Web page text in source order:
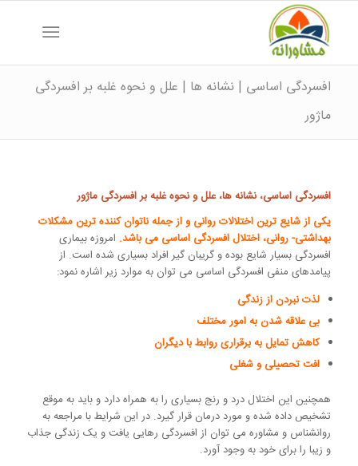
افسردگی اساسی | نشانه ها | علل و نحوه غلبه بر افسردگی
ماژور
افسردگی اساسی، نشانه ها، علل و نحوه غلبه بر افسردگی ماژور
یکی از شایع ترین اختلالات روانی و از جمله ناتوان کننده ترین مشکلات
بهداشتی- روانی، اختلال افسردگی اساسی می باشد. امروزه بیماری
افسردگی بسیار شایع بوده و گریبان گیر افراد بسیاری شده است. از
پیامدهای منفی افسردگی اساسی می توان به موارد زیر اشاره نمود:
لذت نبردن از زندگی
بی علاقه شدن به امور مختلف
کاهش تمایل به برقراری روابط با دیگران
افت تحصیلی و شغلی
همچنین این اختلال درد و رنج بسیاری را به همراه دارد و باید به موقع
تشخیص داده شده و مورد درمان قرار گیرد. در این شرایط با مراجعه به
روانشناس و مشاوره می توان از افسردگی رهایی یافت و یک زندگی جذاب
و زیبا را برای خود به وجود آورد.